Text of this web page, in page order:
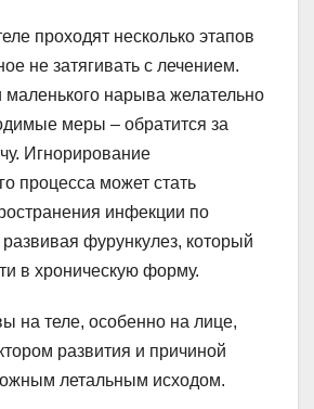
проходят несколько этапов
не затягивать с лечением.
нарыва желательно
меры – обратится за
Игнорирование
процесса может стать
инфекции по
фурункулез, который
в хроническую форму.
на теле, особенно на лице,
развития и причиной
летальным исходом.